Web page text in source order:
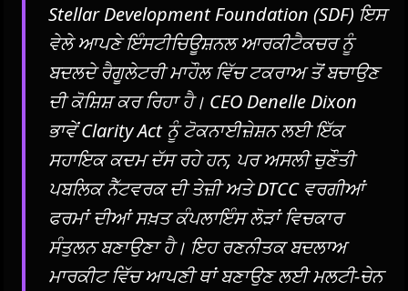
Stellar Development Foundation (SDF) ਇਸ
ਵੇਲੇ ਆਪਣੇ ਇੰਸਟੀਚਿਊਸ਼ਨਲ ਆਰਕੀਟੈਕਚਰ ਨੂੰ
ਬਦਲਦੇ ਰੈਗੂਲੇਟਰੀ ਮਾਹੌਲ ਵਿੱਚ ਟਕਰਾਅ ਤੋਂ ਬਚਾਉਣ
ਦੀ ਕੋਸ਼ਿਸ਼ ਕਰ ਰਿਹਾ ਹੈ। CEO Denelle Dixon
ਭਾਵੇਂ Clarity Act ਨੂੰ ਟੋਕਨਾਈਜ਼ੇਸ਼ਨ ਲਈ ਇੱਕ
ਸਹਾਇਕ ਕਦਮ ਦੱਸ ਰਹੇ ਹਨ, ਪਰ ਅਸਲੀ ਚੁਣੌਤੀ
ਪਬਲਿਕ ਨੈੱਟਵਰਕ ਦੀ ਤੇਜ਼ੀ ਅਤੇ DTCC ਵਰਗੀਆਂ
ਫਰਮਾਂ ਦੀਆਂ ਸਖ਼ਤ ਕੰਪਲਾਇੰਸ ਲੋੜਾਂ ਵਿਚਕਾਰ
ਸੰਤੁਲਨ ਬਣਾਉਣਾ ਹੈ। ਇਹ ਰਣਨੀਤਕ ਬਦਲਾਅ
ਮਾਰਕੀਟ ਵਿੱਚ ਆਪਣੀ ਥਾਂ ਬਣਾਉਣ ਲਈ ਮਲਟੀ-ਚੇਨ